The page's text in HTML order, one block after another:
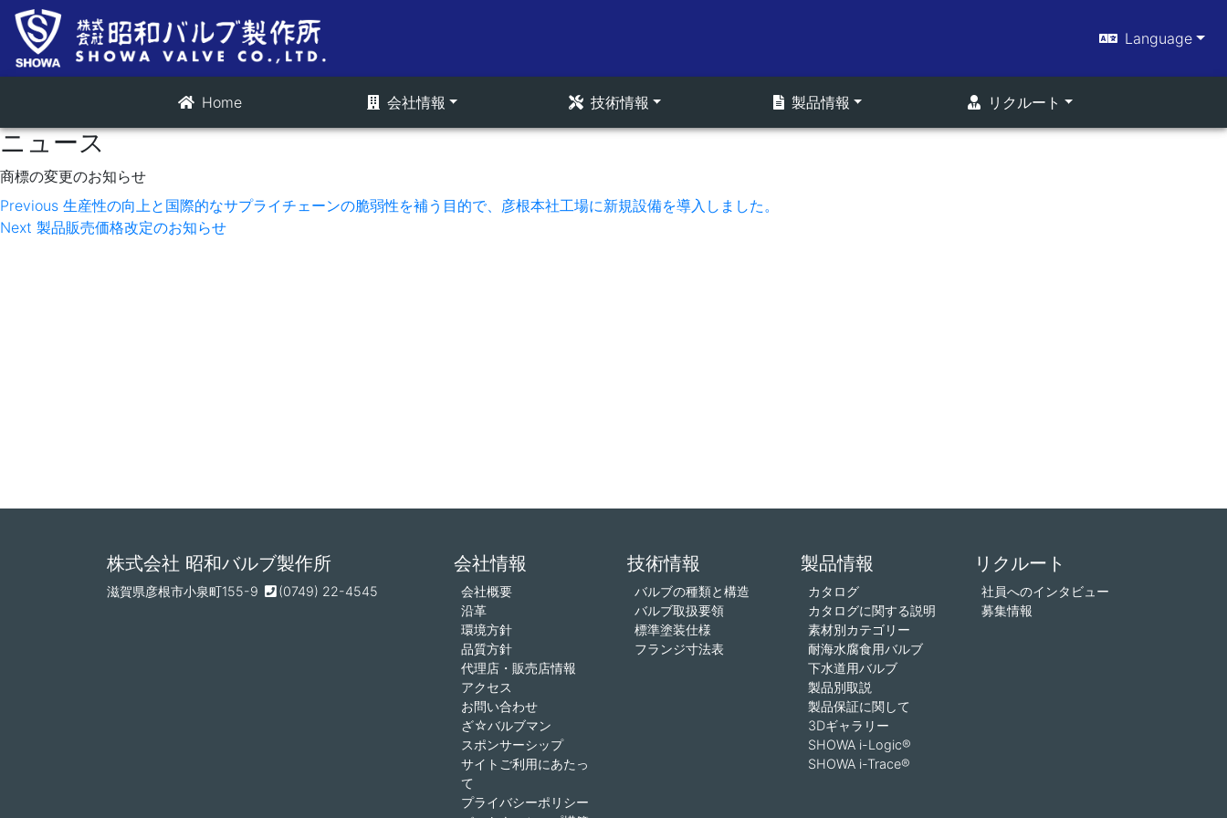
Language
Home 会社情報 技術情報 製品情報 リクルート
ニュース
商標の変更のお知らせ
投
稿
Previous Previous
post:
生産性の向上と国際的なサプライチェーンの脆弱性を補う目的で、彦根本社工場に新規設備を導入しました。
Next Next
製品販売価格改定のお知らせ
株式会社 昭和バルブ製作所
滋賀県彦根市小泉町155-9 (0749) 22-4545
会社情報
会社概要
沿革
環境方針
品質方針
代理店・販売店情報
アクセス
お問い合わせ
ざ☆バルブマン
スポンサーシップ
サイトご利用にあたっ
て
プライバシーポリシー
技術情報
バルブの種類と構造
バルブ取扱要領
標準塗装仕様
フランジ寸法表
製品情報
カタログ
カタログに関する説明
素材別カテゴリー
耐海水腐食用バルブ
下水道用バルブ
製品別取説
製品保証に関して
3Dギャラリー
SHOWA i-Logic®
SHOWA i-Trace®
リクルート
社員へのインタビュー
募集情報